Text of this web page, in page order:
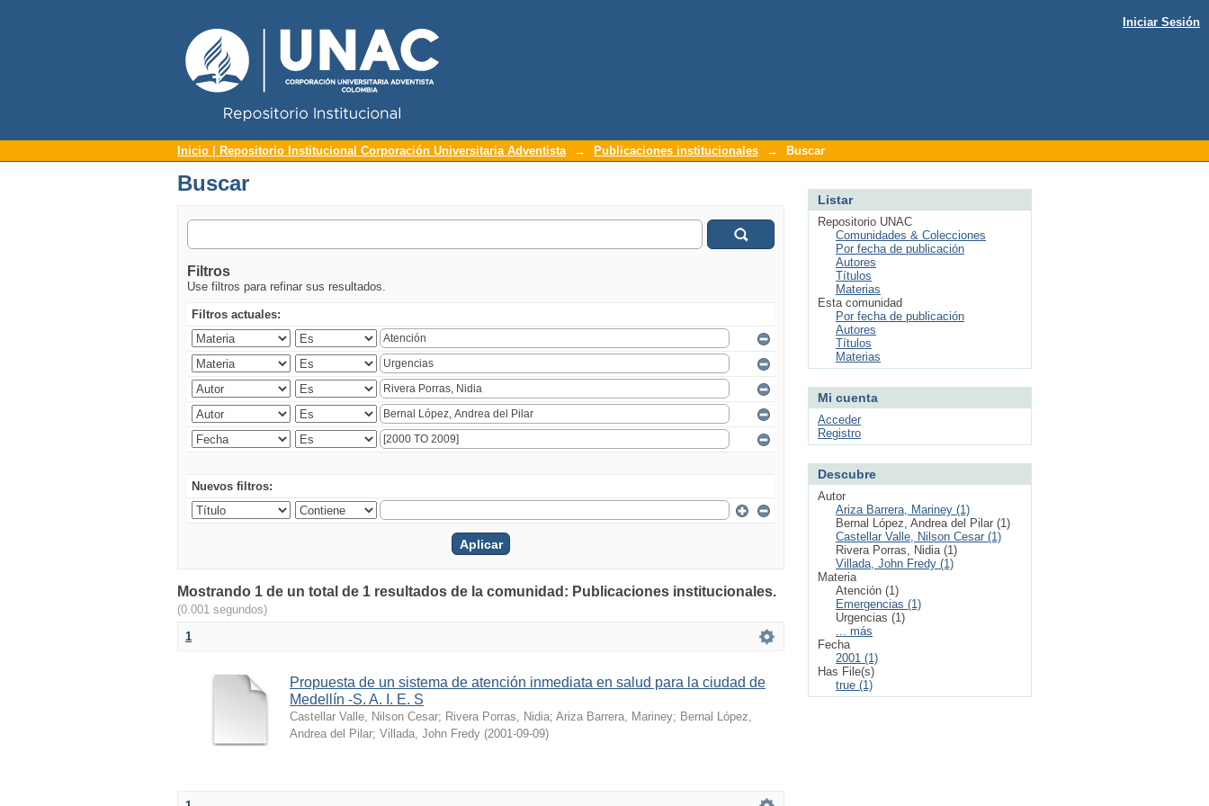
Buscar
Iniciar Sesión
Inicio | Repositorio Institucional Corporación Universitaria Adventista → Publicaciones institucionales → Buscar
Buscar
Filtros
Use filtros para refinar sus resultados.
Filtros actuales:
Nuevos filtros:
Mostrando 1 de un total de 1 resultados de la comunidad: Publicaciones institucionales.
(0.001 segundos)
1
Propuesta de un sistema de atención inmediata en salud para la ciudad de
Medellín -S. A. I. E. S
Castellar Valle, Nilson Cesar; Rivera Porras, Nidia; Ariza Barrera, Mariney; Bernal López,
Andrea del Pilar; Villada, John Fredy (2001-09-09)
Listar
Repositorio UNAC
Comunidades & Colecciones
Por fecha de publicación
Autores
Títulos
Materias
Esta comunidad
Por fecha de publicación
Autores
Títulos
Materias
Mi cuenta
Acceder
Registro
Descubre
Autor
Ariza Barrera, Mariney (1)
Bernal López, Andrea del Pilar (1)
Castellar Valle, Nilson Cesar (1)
Rivera Porras, Nidia (1)
Villada, John Fredy (1)
Materia
Atención (1)
Emergencias (1)
Urgencias (1)
... más
Fecha
2001 (1)
Has File(s)
true (1)